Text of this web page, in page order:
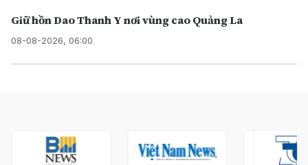
Giữ hồn Dao Thanh Y nơi vùng cao Quảng La
08-08-2026, 06:00